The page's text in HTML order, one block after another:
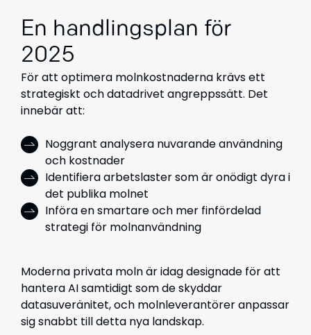
En handlingsplan för
2025
Föratt optimera molnkostnaderna krävsett
strategiskt ochdatadrivet angreppssätt. Det
innebäratt:
Noggrant analysera nuvarande användning
och kostnader
Identifiera arbetslaster som är onödigt dyra i
det publika molnet
Införa en smartare och mer finfördelad
strategi för molnanvändning
Moderna privata molnär idag designade för att
hanteraAIsamtidigt som deskyddar
datasuveränitet, och molnleverantörer anpassar
sig snabbt till detta nya landskap.